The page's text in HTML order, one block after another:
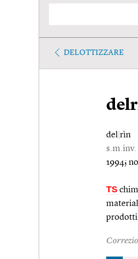
DELOTTIZZARE
del rìn
s.m.inv.
1994;
TS
prodotti